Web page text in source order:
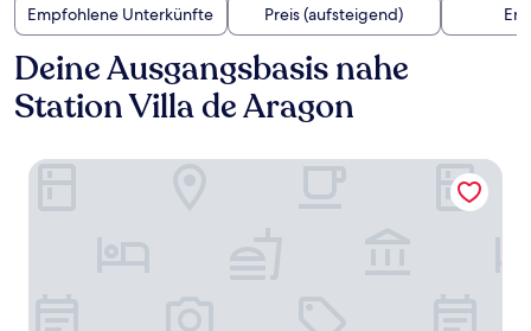
Empfohlene Unterkünfte Preis (aufsteigend)
Deine Ausgangsbasis nahe
Station Villa de Aragon
Holiday Inn Express Mexico Basilica by IHG